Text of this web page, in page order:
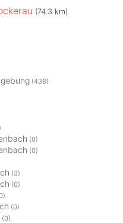
(74.3 km)
(438)
(0)
(0)
(3)
(0)
(0)
(0)